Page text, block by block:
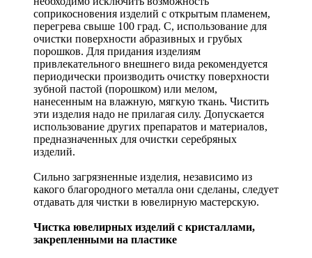
соприкосновения изделий с открытым пламенем,
перегрева свыше 100 град. С, использование для
очистки поверхности абразивных и грубых
порошков. Для придания изделиям
привлекательного внешнего вида рекомендуется
периодически производить очистку поверхности
зубной пастой (порошком) или мелом,
нанесенным на влажную, мягкую ткань. Чистить
эти изделия надо не прилагая силу. Допускается
использование других препаратов и материалов,
предназначенных для очистки серебряных
изделий.
Сильно загрязненные изделия, независимо из
какого благородного металла они сделаны, следует
отдавать для чистки в ювелирную мастерскую.
Чистка ювелирных изделий с кристаллами,
закрепленными на пластике